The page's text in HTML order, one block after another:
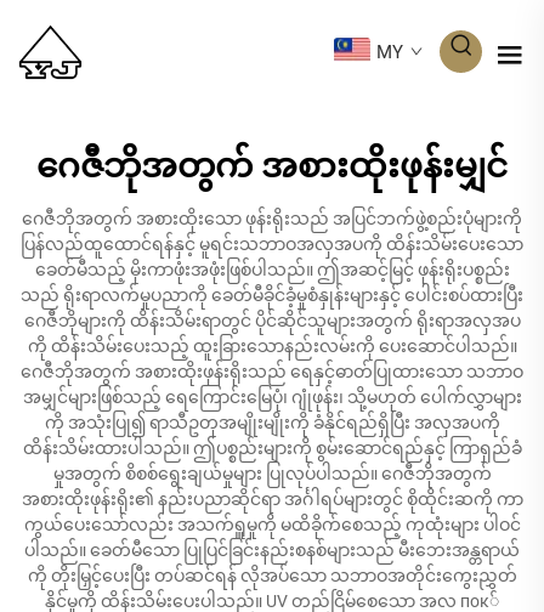
MY
ဂေဇီဘိုအတွက် အစားထိုးဖုန်းမျှင်
ဂေဇီဘိုအတွက် အစားထိုးသော ဖုန်းရိုးသည် အပြင်ဘက်ဖွဲ့စည်းပုံများကို
ပြန်လည်ထူထောင်ရန်နှင့် မူရင်းသဘာဝအလှအပကို ထိန်းသိမ်းပေးသော
ခေတ်မီသည့် မိုးကာဖုံးအဖုံးဖြစ်ပါသည်။ ဤအဆင့်မြင့် ဖုန်းရိုးပစ္စည်း
သည် ရိုးရာလက်မှုပညာကို ခေတ်မီခိုင်ခံ့မှုစံနှုန်းများနှင့် ပေါင်းစပ်ထားပြီး
ဂေဇီဘိုများကို ထိန်းသိမ်းရာတွင် ပိုင်ဆိုင်သူများအတွက် ရိုးရာအလှအပ
ကို ထိန်းသိမ်းပေးသည့် ထူးခြားသောနည်းလမ်းကို ပေးဆောင်ပါသည်။
ဂေဇီဘိုအတွက် အစားထိုးဖုန်းရိုးသည် ရေနှင့်ဓာတ်ပြုထားသော သဘာဝ
အမျှင်များဖြစ်သည့် ရေကြောင်းမြေပုံ၊ ဂျုံဖုန်း၊ သို့မဟုတ် ပေါက်လွှာများ
ကို အသုံးပြု၍ ရာသီဥတုအမျိုးမျိုးကို ခံနိုင်ရည်ရှိပြီး အလှအပကို
ထိန်းသိမ်းထားပါသည်။ ဤပစ္စည်းများကို စွမ်းဆောင်ရည်နှင့် ကြာရှည်ခံ
မှုအတွက် စိစစ်ရွေးချယ်မှုများ ပြုလုပ်ပါသည်။ ဂေဇီဘိုအတွက်
အစားထိုးဖုန်းရိုး၏ နည်းပညာဆိုင်ရာ အင်္ဂါရပ်များတွင် စိုထိုင်းဆကို ကာ
ကွယ်ပေးသော်လည်း အသက်ရှူမှုကို မထိခိုက်စေသည့် ကုထုံးများ ပါဝင်
ပါသည်။ ခေတ်မီသော ပြုပြင်ခြင်းနည်းစနစ်များသည် မီးဘေးအန္တရာယ်
ကို တိုးမြှင့်ပေးပြီး တပ်ဆင်ရန် လိုအပ်သော သဘာဝအတိုင်းကွေးညွှတ်
နိုင်မှုကို ထိန်းသိမ်းပေးပါသည်။ UV တည်ငြိမ်စေသော အလ пок်